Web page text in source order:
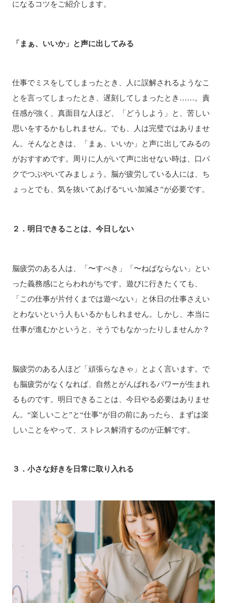
になるコツをご紹介します。
「まぁ、いいか」と声に出してみる
仕事でミスをしてしまったとき、人に誤解されるようなこ
とを言ってしまったとき、遅刻してしまったとき……。責
任感が強く、真面目な人ほど、「どうしよう」と、苦しい
思いをするかもしれません。でも、人は完璧ではありませ
ん。そんなときは、「まぁ、いいか」と声に出してみるの
がおすすめです。周りに人がいて声に出せない時は、口パ
クでつぶやいてみましょう。脳が疲労している人には、ち
ょっとでも、気を抜いてあげる“いい加減さ”が必要です。
２． 明日できることは、 今日しない
脳疲労のある人は、「〜すべき」「〜ねばならない」とい
った義務感にとらわれがちです。遊びに行きたくても、
「この仕事が片付くまでは遊べない」と休日の仕事さえい
とわないという人もいるかもしれません。しかし、本当に
仕事が進むかというと、そうでもなかったりしませんか？
脳疲労のある人ほど「頑張らなきゃ」とよく言います。で
も脳疲労がなくなれば、自然とがんばれるパワーが生まれ
るものです。明日できることは、今日やる必要はありませ
ん。“楽しいこと”と“仕事”が目の前にあったら、まずは楽
しいことをやって、ストレス解消するのが正解です。
３． 小さな好きを日常に取り入れる